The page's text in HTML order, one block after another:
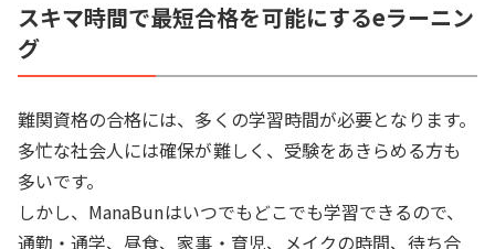
スキマ時間で最短合格を可能にするeラーニン
グ
難関資格の合格には、多くの学習時間が必要となります。
多忙な社会人には確保が難しく、受験をあきらめる方も
多いです。
しかし、ManaBunはいつでもどこでも学習できるので、
通勤・通学、昼食、家事・育児、メイクの時間、待ち合